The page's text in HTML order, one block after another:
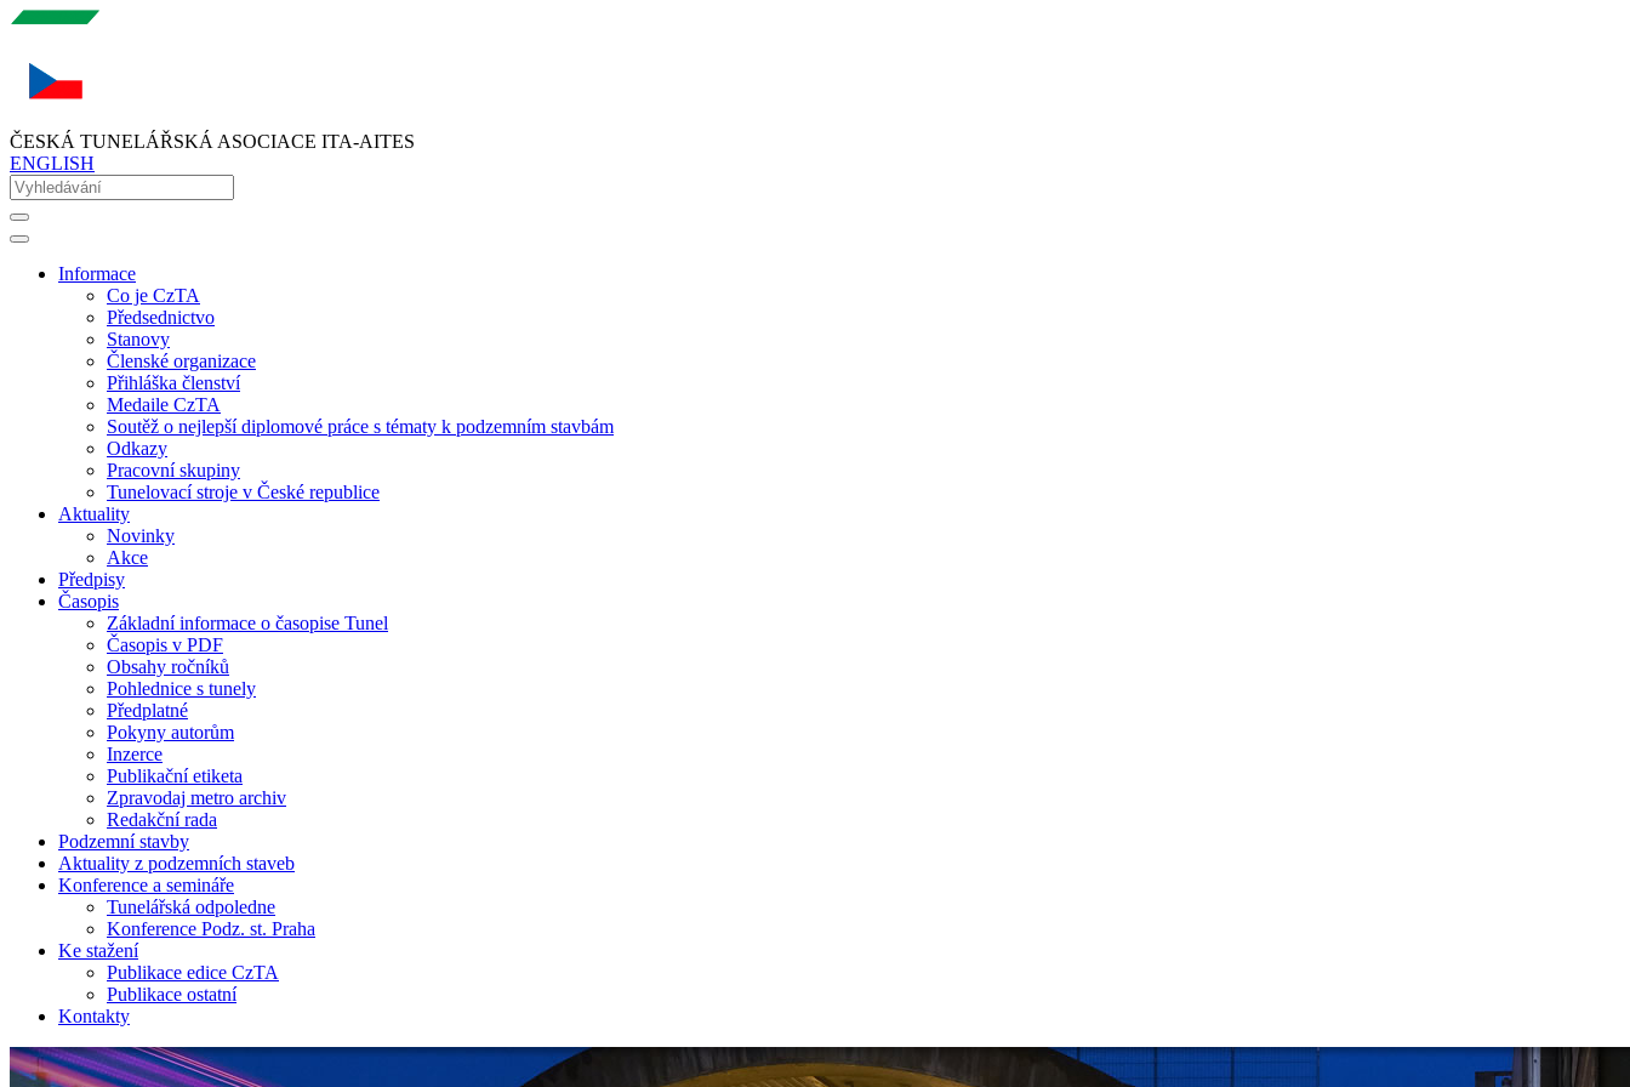
ČESKÁ TUNELÁŘSKÁ ASOCIACE ITA-AITES
ENGLISH
Informace
Co je CzTA
Předsednictvo
Stanovy
Členské organizace
Přihláška členství
Medaile CzTA
Soutěž o nejlepší diplomové práce s tématy k podzemním stavbám
Odkazy
Pracovní skupiny
Tunelovací stroje v České republice
Aktuality
Novinky
Akce
Předpisy
Časopis
Základní informace o časopise Tunel
Časopis v PDF
Obsahy ročníků
Pohlednice s tunely
Předplatné
Pokyny autorům
Inzerce
Publikační etiketa
Zpravodaj metro archiv
Redakční rada
Podzemní stavby
Aktuality z podzemních staveb
Konference a semináře
Tunelářská odpoledne
Konference Podz. st. Praha
Ke stažení
Publikace edice CzTA
Publikace ostatní
Kontakty